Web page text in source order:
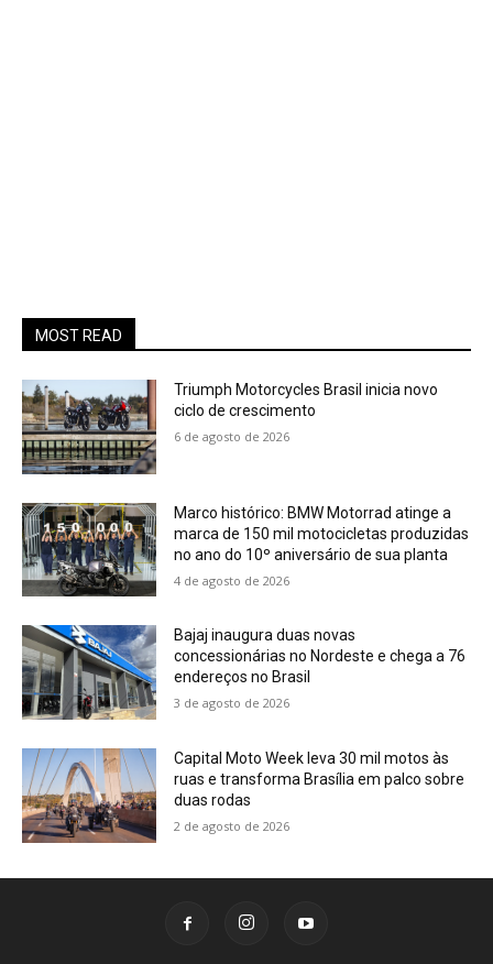
MOST READ
Triumph Motorcycles Brasil inicia novo
ciclo de crescimento
6 de agosto de 2026
Marco histórico: BMW Motorrad atinge a
marca de 150 mil motocicletas produzidas
no ano do 10º aniversário de sua planta
4 de agosto de 2026
Bajaj inaugura duas novas
concessionárias no Nordeste e chega a 76
endereços no Brasil
3 de agosto de 2026
Capital Moto Week leva 30 mil motos às
ruas e transforma Brasília em palco sobre
duas rodas
2 de agosto de 2026